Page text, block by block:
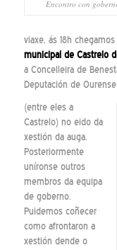
Encontro con
viaxe, ás 18h
municipal de Castrelo
a Concelleira de
Deputación de
(entre eles a
Castrelo) no eido da
xestión da auga.
Posteriormente
uníronse outros
membros da equipa
de goberno.
Puidemos coñecer
como afrontaron a
xestión dende o